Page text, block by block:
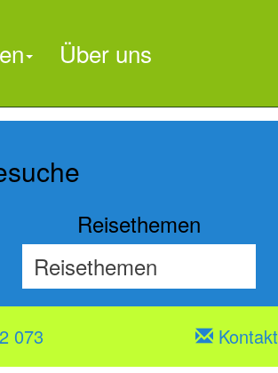
Über uns
Reisethemen
073 Kontakt